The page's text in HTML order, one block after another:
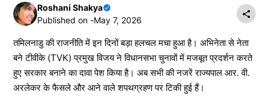
Roshani Shakya
Published on -May 7, 2026
तमिलनाडु की राजनीति में इन दिनों बड़ा हलचल मचा हुआ है। अभिनेता से नेता
बने टीवीके (TVK) प्रमुख विजय ने विधानसभा चुनावों में मजबूत प्रदर्शन करते
हुए सरकार बनाने का दावा पेश किया है। अब सभी की नजरें राज्यपाल आर. वी.
अरलेकर के फैसले और आने वाले शपथग्रहण पर टिकी हुई हैं।